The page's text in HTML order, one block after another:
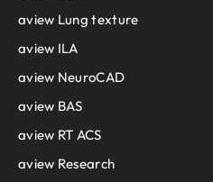
aview Lung texture
aview ILA
aview NeuroCAD
aview BAS
aview RT ACS
aview Research